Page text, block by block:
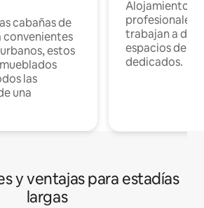
cabañas de
convenientes
estos
las
una
Alojamientos
profesionales
trabajan a
espacios de
dedicados.
y ventajas para estadías
largas